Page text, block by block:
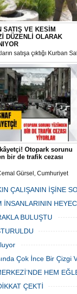
SATIŞ VE KESİM
DÜZENLİ OLARAK
satışa çıktığı Kurban
haşere ve
önüne geçilmesi amacıyla
Belediyesi ekipleri
düzenli olarak ilaçlanıyor.
Otopark sorunu
bir de trafik cezası
Gürsel, Cumhuriyet
ve alışverişe gelen
park cezaları yüzünden
bezdi.
ÇALIŞANIN İŞİNE
BULUŞTU
Çok İnce Bir Çizgi
HEM
ÇEKTİ